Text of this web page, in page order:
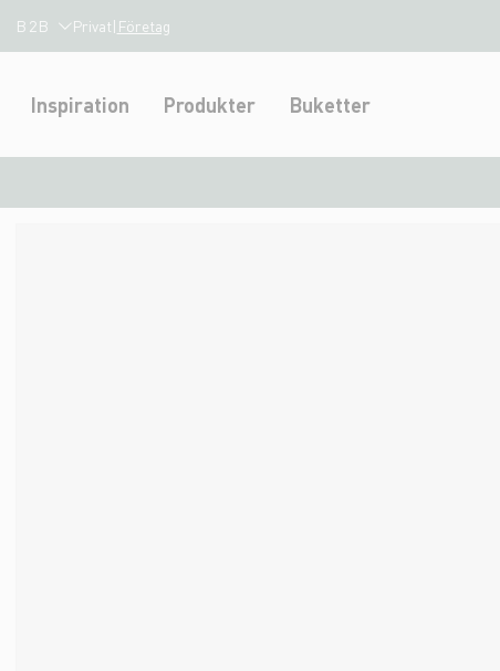
B2B Privat| Företag
Inspiration Produkter Buketter